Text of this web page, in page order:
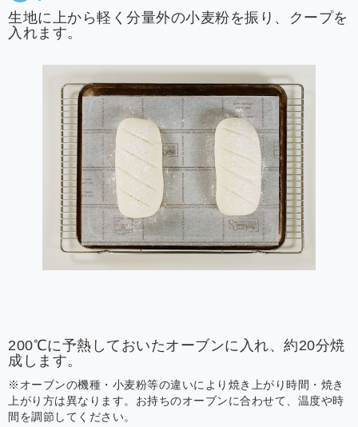
生地に上から軽く分量外の小麦粉を振り、クープを
入れます。
200℃に予熱しておいたオーブンに入れ、約20分焼
成します。
※オーブンの機種・小麦粉等の違いにより焼き上がり時間・焼き
上がり方は異なります。お持ちのオーブンに合わせて、温度や時
間を調節してください。